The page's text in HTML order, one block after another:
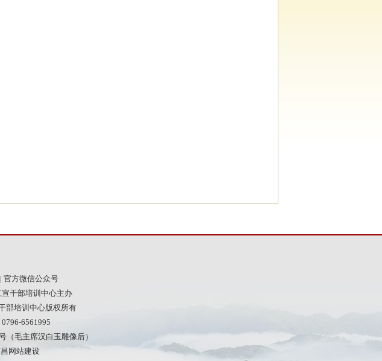
官方微信公众号
干部培训中心主办
部培训中心版权所有
6561995
（毛主席汉白玉雕像后）
网站建设